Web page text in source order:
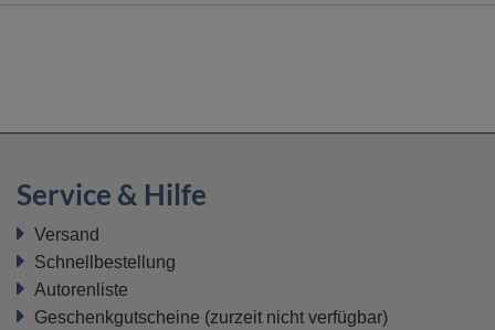
Service & Hilfe
Versand
Schnellbestellung
Autorenliste
Geschenkgutscheine (zurzeit nicht verfügbar)